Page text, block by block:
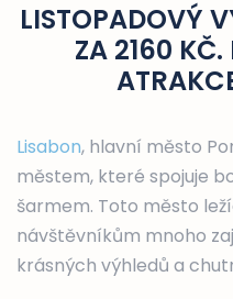
LISTOPADOVÝ
ZA 2160 KČ.
Lisabon, hlavní město
městem, které spojuje
šarmem. Toto město
návštěvníkům mnoho
krásných výhledů a